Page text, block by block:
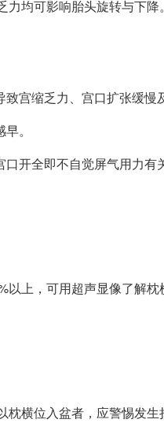
均可影响胎头旋转与下降。
宫缩乏力、宫口扩张缓慢
。
开全即不自觉屏气用力有
上，可用超声显像了解枕
横位入盆者，应警惕发生